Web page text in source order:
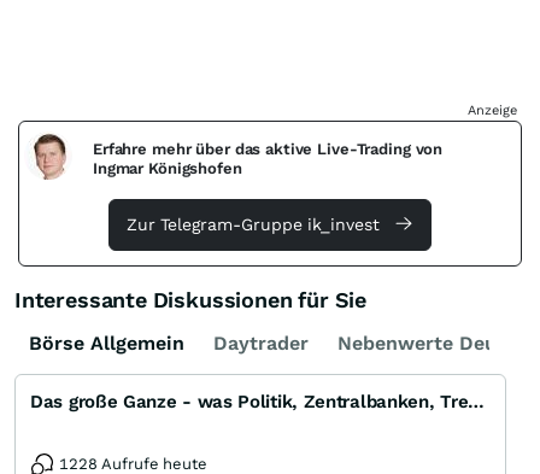
Anzeige
Erfahre mehr über das aktive Live-Trading von
Ingmar Königshofen
Zur Telegram-Gruppe ik_invest
Interessante Diskussionen für Sie
Börse Allgemein Daytrader Nebenwerte
Das große Ganze - was Politik, Zentralbanken, Trends, Medien und Gesellschaft mit Aktien, Rohstoffen
1228 Aufrufe heute